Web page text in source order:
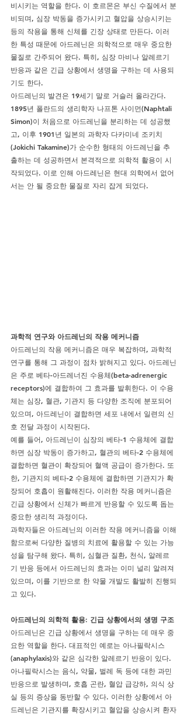
비시키는 역할을 한다. 이 호르몬은 부신 수질에서 분
비되며, 심장 박동을 증가시키고 혈압을 상승시키는
등의 작용을 통해 신체를 긴장 상태로 만든다. 이러
한 특성 때문에 아드레닌은 의학적으로 매우 중요한
물질로 간주되어 왔다. 특히, 심장 마비나 알레르기
반응과 같은 긴급 상황에서 생명을 구하는 데 사용되
기도 한다.
아드레닌의 발견은 19세기 말로 거슬러 올라간다.
1895년 폴란드의 생리학자 나프톤 사이먼(Naphtali
Simon)이 처음으로 아드레닌을 분리하는 데 성공했
고, 이후 1901년 일본의 과학자 다카미네 조키치
(Jokichi Takamine)가 순수한 형태의 아드레닌을 추
출하는 데 성공하면서 본격적으로 의학적 활용이 시
작되었다. 이로 인해 아드레닌은 현대 의학에서 없어
서는 안 될 중요한 물질로 자리 잡게 되었다.
과학적 연구와 아드레닌의 작용 메커니즘
아드레닌의 작용 메커니즘은 매우 복잡하며, 과학적
연구를 통해 그 과정이 점차 밝혀지고 있다. 아드레닌
은 주로 베타-아드레너진 수용체(beta-adrenergic
receptors)에 결합하여 그 효과를 발휘한다. 이 수용
체는 심장, 혈관, 기관지 등 다양한 조직에 분포되어
있으며, 아드레닌이 결합하면 세포 내에서 일련의 신
호 전달 과정이 시작된다.
예를 들어, 아드레닌이 심장의 베타-1 수용체에 결합
하면 심장 박동이 증가하고, 혈관의 베타-2 수용체에
결합하면 혈관이 확장되어 혈액 공급이 증가한다. 또
한, 기관지의 베타-2 수용체에 결합하면 기관지가 확
장되어 호흡이 원활해진다. 이러한 작용 메커니즘은
긴급 상황에서 신체가 빠르게 반응할 수 있도록 돕는
중요한 생리적 과정이다.
과학자들은 아드레닌의 이러한 작용 메커니즘을 이해
함으로써 다양한 질병의 치료에 활용할 수 있는 가능
성을 탐구해 왔다. 특히, 심혈관 질환, 천식, 알레르
기 반응 등에서 아드레닌의 효과는 이미 널리 알려져
있으며, 이를 기반으로 한 약물 개발도 활발히 진행되
고 있다.
아드레닌의 의학적 활용: 긴급 상황에서의 생명 구조
아드레닌은 긴급 상황에서 생명을 구하는 데 매우 중
요한 역할을 한다. 대표적인 예로는 아나필락시스
(anaphylaxis)와 같은 심각한 알레르기 반응이 있다.
아나필락시스는 음식, 약물, 벌레 독 등에 대한 과민
반응으로 발생하며, 호흡 곤란, 혈압 급강하, 의식 상
실 등의 증상을 동반할 수 있다. 이러한 상황에서 아
드레닌은 기관지를 확장시키고 혈압을 상승시켜 환자